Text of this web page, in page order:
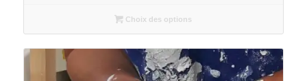
Choix des options